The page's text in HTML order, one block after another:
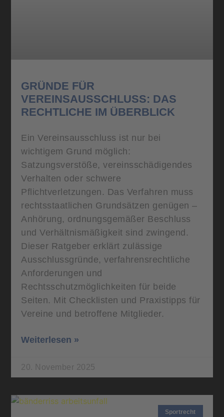
GRÜNDE FÜR
VEREINSAUSSCHLUSS: DAS
RECHTLICHE IM ÜBERBLICK
Ein Vereinsausschluss ist nur bei
wichtigem Grund möglich:
Satzungsverstöße, vereinsschädigendes
Verhalten oder schwere
Pflichtverletzungen. Das Verfahren muss
rechtsstaatlichen Grundsätzen genügen –
Anhörung, ordnungsgemäßer Beschluss
und Verhältnismäßigkeit sind zwingend.
Dieser Ratgeber erklärt zulässige
Ausschlussgründe, verfahrensrechtliche
Anforderungen und
Rechtsschutzmöglichkeiten für beide
Seiten. Mit Checklisten und Praxistipps für
Vereine und betroffene Mitglieder.
Weiterlesen »
20. November 2025
Sportrecht